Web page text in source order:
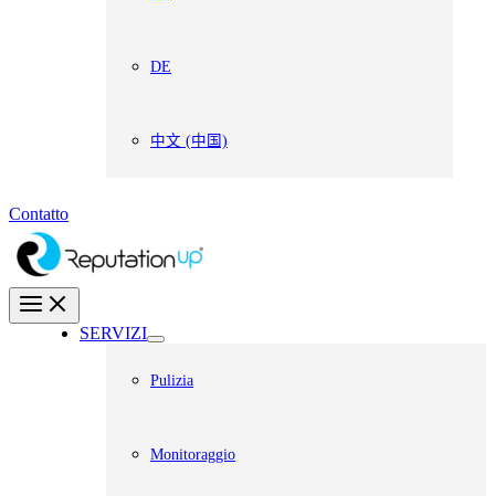
DE
中文 (中国)
Contatto
SERVIZI
Pulizia
Monitoraggio